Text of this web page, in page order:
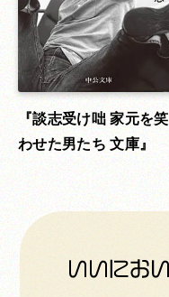
談志受け咄 家元を笑
わせた男たち 文庫